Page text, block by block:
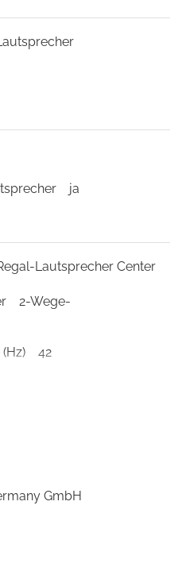
ja
Lautsprecher Center
2-Wege-
42
GmbH